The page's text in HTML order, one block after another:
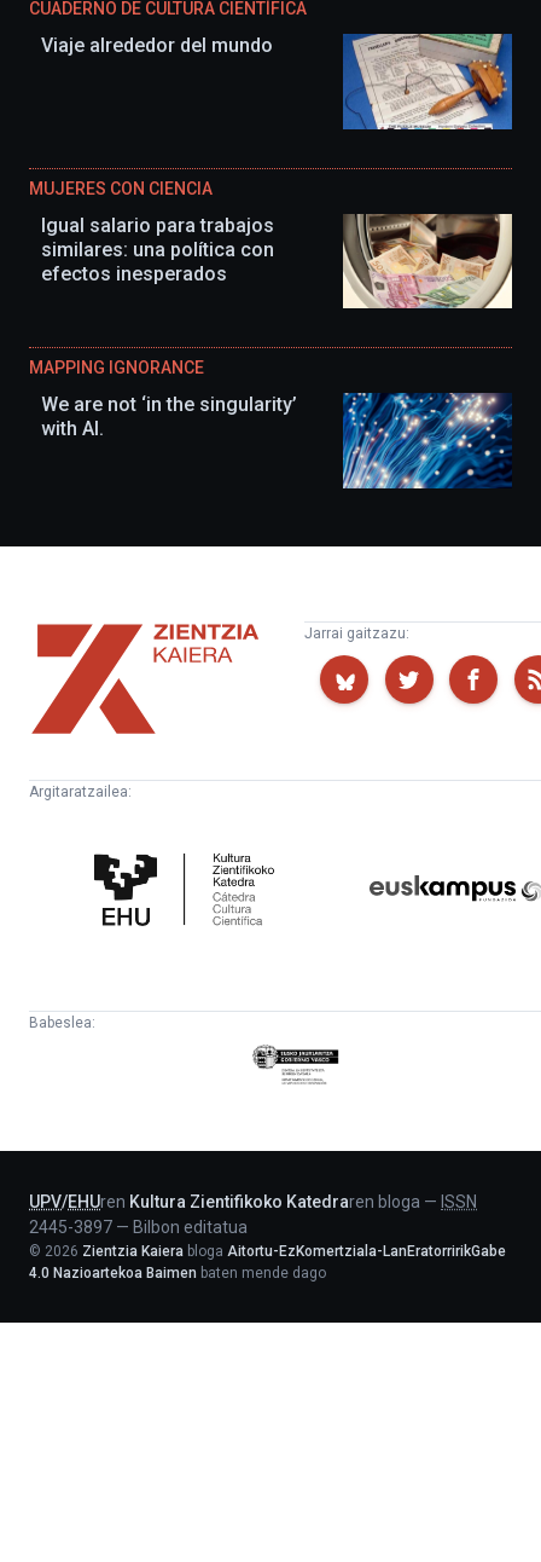
CUADERNO DE CULTURA CIENTÍFICA
Viaje alrededor del mundo
MUJERES CON CIENCIA
Igual salario para trabajos
similares: una política con
efectos inesperados
MAPPING IGNORANCE
We are not ‘in the singularity’
with AI.
Zientzia
Kaiera
Jarrai gaitzazu:
Argitaratzailea:
Zientifikoko
Katedra
Babeslea:
Eusko
Jaurlaritza
UPV/EHUren Kultura Zientifikoko Katedraren bloga — ISSN
2445-3897 — Bilbon editatua
© 2026 Zientzia Kaiera bloga Aitortu-EzKomertziala-LanEratorririkGabe
4.0 Nazioartekoa Baimen baten mende dago